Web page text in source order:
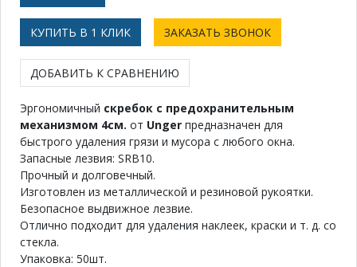
КУПИТЬ В 1 КЛИК ЗАКАЗАТЬ ЗВОНОК
ДОБАВИТЬ К СРАВНЕНИЮ
Эргономичный скребок с предохранительным
механизмом 4см. от Unger предназначен для
быстрого удаления грязи и мусора с любого окна.
Запасные лезвия: SRB10.
Прочный и долговечный.
Изготовлен из металлической и резиновой рукоятки.
Безопасное выдвижное лезвие.
Отлично подходит для удаления наклеек, краски и т. д. со
стекла.
Упаковка: 50шт.